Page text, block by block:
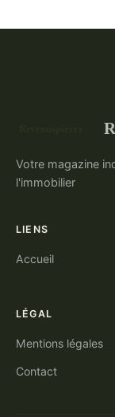
Votre magazine
l'immobilier
LIENS
Accueil
LÉGAL
Mentions légales
Contact